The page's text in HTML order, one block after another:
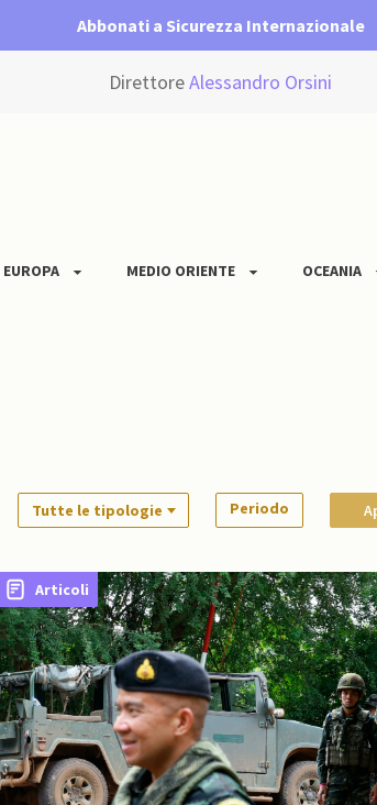
Abbonati a Sicurezza Internazionale
DirettoreAlessandro Orsini
EUROPA MEDIO ORIENTE OCEANIA
Tutte le tipologie Periodo
Articoli